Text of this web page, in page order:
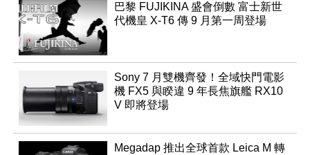
巴黎 FUJIKINA 盛會倒數 富士新世
代機皇 X-T6 傳 9 月第一周登場
Sony 7 月雙機齊發！全域快門電影
機 FX5 與睽違 9 年長焦旗艦 RX10
V 即將登場
Megadap 推出全球首款 Leica M 轉